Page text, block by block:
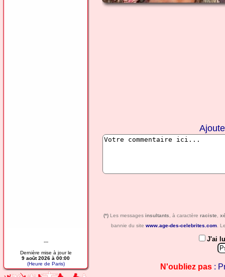
---
Dernière mise à jour le
9 août 2026 à 00:00
(Heure de Paris)
(*) Les messages insultants , à caractère raciste
bannie du site www.age-des-celebrites.com.
J'ai
N'oubliez pas :